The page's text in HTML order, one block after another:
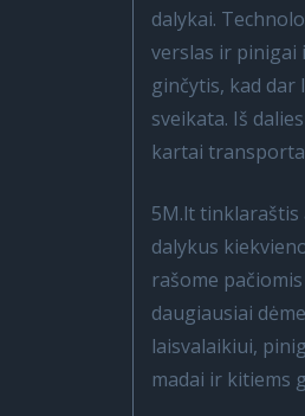
dalykai.
verslas ir pinigai
ginčytis, kad
sveikata. Iš
kartai
5M.lt tinklaraštis
dalykus
rašome
daugiausiai
laisvalaikiui,
madai ir kitiems